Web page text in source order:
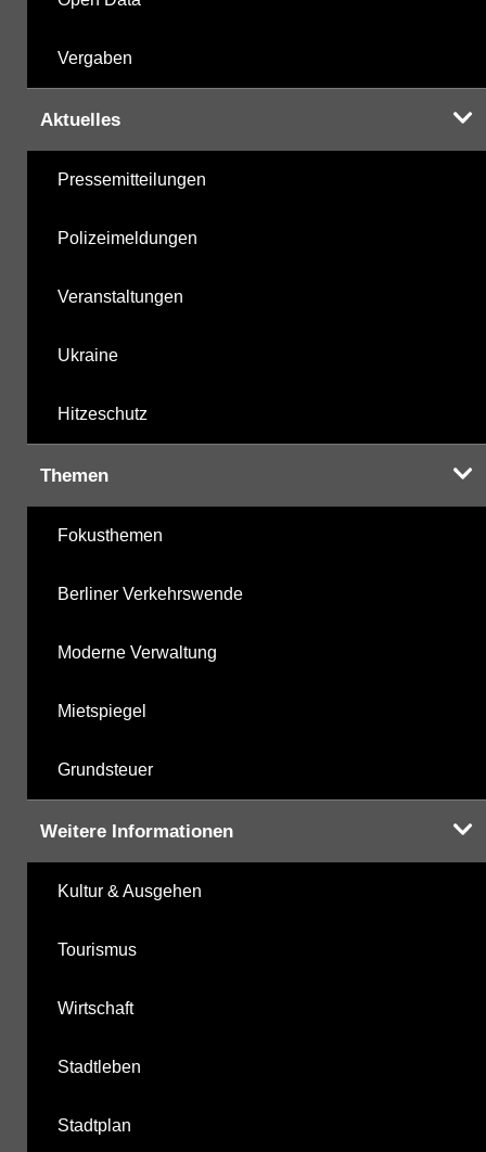
Vergaben
Aktuelles
Pressemitteilungen
Polizeimeldungen
Veranstaltungen
Ukraine
Hitzeschutz
Themen
Fokusthemen
Berliner Verkehrswende
Moderne Verwaltung
Mietspiegel
Grundsteuer
Weitere Informationen
Kultur & Ausgehen
Tourismus
Wirtschaft
Stadtleben
Stadtplan